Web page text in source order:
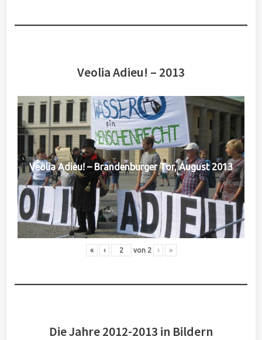
Veolia Adieu! – 2013
Veolia Adieu! – Brandenburger Tor, August 2013
« ‹ von 2 › »
Die Jahre 2012-2013 in Bildern